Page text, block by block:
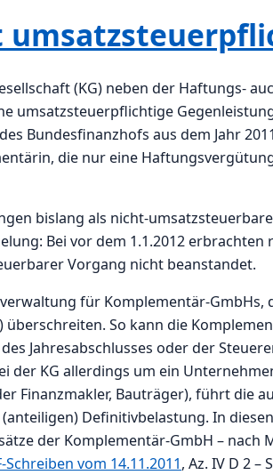
(KG) neben der Haftungs-
umsatzsteuerpflichtige
Bundesfinanzhofs aus dem Jahr
die nur eine
bislang als nicht-
Bei vor dem 1.1.2012 erbrachten
Vorgang nicht beanstandet.
für Komplementär-GmbHs,
So kann die
Jahresabschlusses oder der
der KG allerdings um ein
Finanzmakler, Bauträger), führt die
Definitivbelastung. In
der Komplementär-GmbH – nach
Schreiben vom 14.11.2011, Az. IV D 2 – S